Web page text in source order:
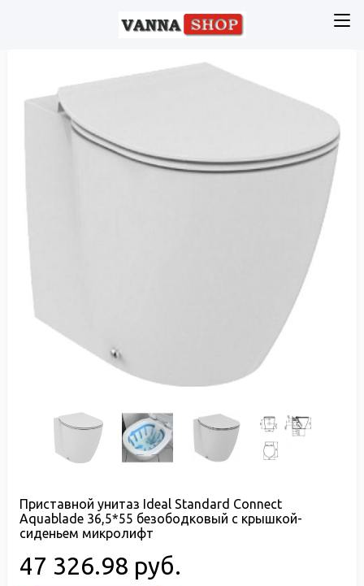
Приставной унитаз Ideal Standard Connect
Aquablade 36,5*55 безободковый с крышкой-
сиденьем микролифт
47 326.98 руб.